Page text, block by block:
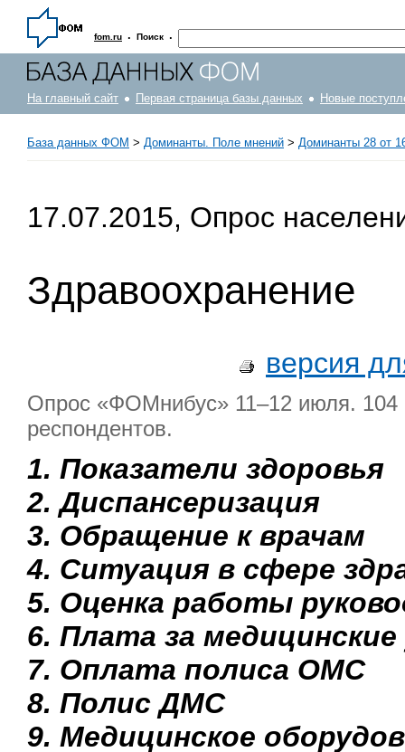
fom.ru · Поиск ·
На главный сайт Первая страница базы данных Новые
База данных ФОМ > Доминанты. Поле мнений > Доминанты 28 от
17.07.2015, Опрос
Здравоохранение
версия
Опрос «ФОМнибус» 11–12 июля. 104
респондентов.
1. Показатели здоровья
2. Диспансеризация
3. Обращение к врачам
4. Ситуация в сфере
5. Оценка работы
6. Плата за медицинские
7. Оплата полиса ОМС
8. Полис ДМС
9. Медицинское